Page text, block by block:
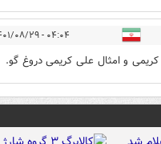
۰۴:۰۴ - ۱۴۰۱/۰۸/۲۹
و امثال علی کریمی دروغ گو.